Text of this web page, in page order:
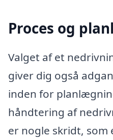
Proces og
Valget af et
giver dig også
inden for
håndtering af
er nogle skridt,